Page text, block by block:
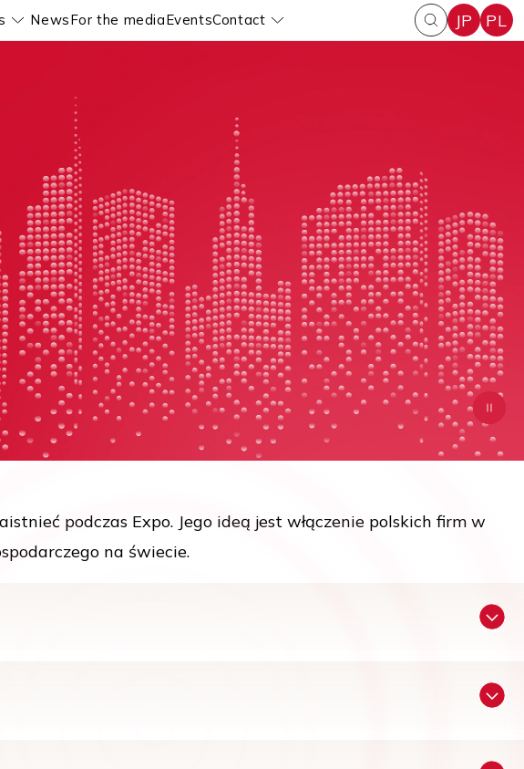
Pokaż submenu
NewsFor the mediaEventsContact
Pokaż submenu
JP PL
podczas Expo. Jego ideą jest włączenie polskich firm w
na świecie.